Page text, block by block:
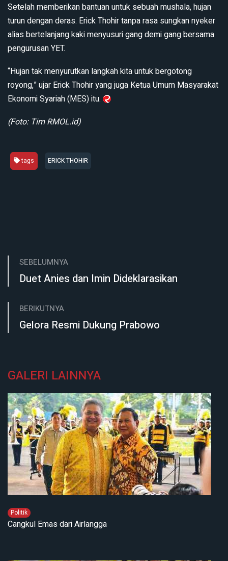
Setelah memberikan bantuan untuk sebuah mushala, hujan
turun dengan deras. Erick Thohir tanpa rasa sungkan nyeker
alias bertelanjang kaki menyusuri gang demi gang bersama
pengurusan YET.
“Hujan tak menyurutkan langkah kita untuk bergotong
royong,” ujar Erick Thohir yang juga Ketua Umum Masyarakat
Ekonomi Syariah (MES) itu.
(Foto: Tim RMOL.id)
tags ERICK THOHIR
SEBELUMNYA
Duet Anies dan Imin Dideklarasikan
BERIKUTNYA
Gelora Resmi Dukung Prabowo
GALERI LAINNYA
Politik
Cangkul Emas dari Airlangga